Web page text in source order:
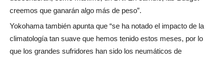
creemos que ganarán algo más de peso”.
Yokohama también apunta que “se ha notado el impacto de la
climatología tan suave que hemos tenido estos meses, por lo
que los grandes sufridores han sido los neumáticos de